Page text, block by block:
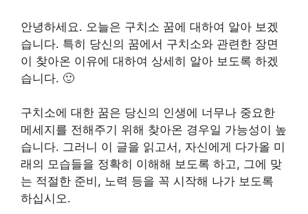
안녕하세요. 오늘은 구치소 꿈에 대하여 알아 보겠
습니다. 특히 당신의 꿈에서 구치소와 관련한 장면
이 찾아온 이유에 대하여 상세히 알아 보도록 하겠
습니다. 🙂
구치소에 대한 꿈은 당신의 인생에 너무나 중요한
메세지를 전해주기 위해 찾아온 경우일 가능성이 높
습니다. 그러니 이 글을 읽고서, 자신에게 다가올 미
래의 모습들을 정확히 이해해 보도록 하고, 그에 맞
는 적절한 준비, 노력 등을 꼭 시작해 나가 보도록
하십시오.